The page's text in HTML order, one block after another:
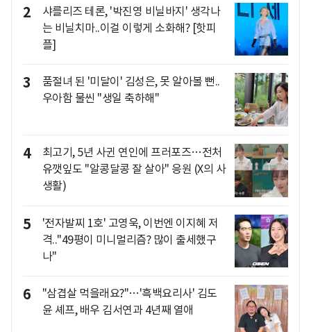
2
샤를리즈 테론, '박진영 비닐바지' 생각나
는 비닐치마..이걸 이렇게 소화해? [핫피
플]
3
품절녀 된 '미달이' 김성은, 못 알아볼 뻔..
우아함 물씬 "생일 축하해"
4
최고기, 5년 사귄 연인에 프러포즈…전처
유깻잎도 "알콩달콩 잘 살아" 응원 (X의 사
생활)
5
'전자발찌 1호' 고영욱, 이번엔 이지혜 저
격.."49평이 미니멀리즘? 많이 출세했구
나"
6
"삼겹살 먹을래요?"…'흑백요리사' 김도
윤 셰프, 배우 김서연과 4년째 열애